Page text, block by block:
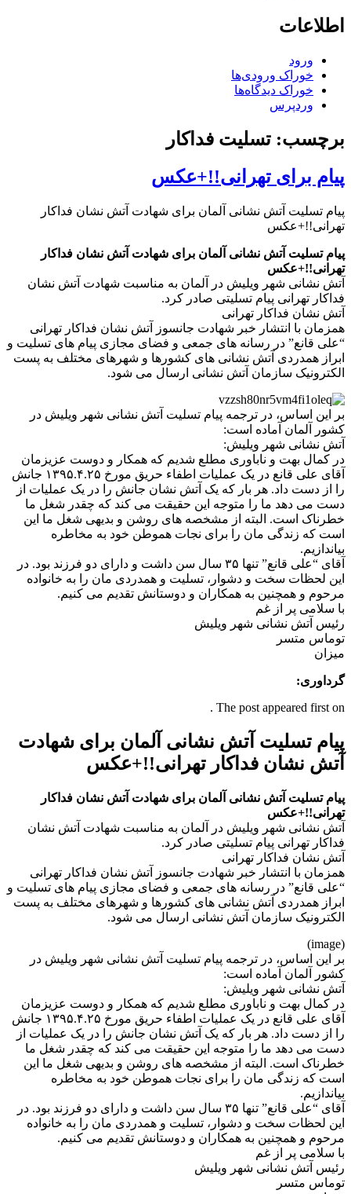
اطلاعات
ورود
خوراک ورودی‌ها
خوراک دیدگاه‌ها
وردپرس
برچسب: تسلیت فداکار
پیام برای تهرانی!!+عکس
پیام تسلیت آتش نشانی آلمان برای شهادت آتش نشان فداکار
تهرانی!!+عکس
پیام تسلیت آتش نشانی آلمان برای شهادت آتش نشان فداکار
تهرانی!!+عکس
آتش نشانی شهر ویلیش در آلمان به مناسبت شهادت آتش نشان
فداکار تهرانی پیام تسلیتی صادر کرد.
آتش نشان فداکار تهرانی
همزمان با انتشار خبر شهادت جانسوز آتش نشان فداکار تهرانی
“علی قانع” در رسانه های جمعی و فضای مجازی پیام های تسلیت و
ابراز همدردی آتش نشانی های کشورها و شهرهای مختلف به پست
الکترونیک سازمان آتش نشانی ارسال می شود.
بر این اساس، در ترجمه پیام تسلیت آتش نشانی شهر ویلیش در
کشور آلمان آماده است:
آتش نشانی شهر ویلیش:
در کمال بهت و ناباوری مطلع شدیم که همکار و دوست عزیزمان
آقای علی قانع در یک عملیات اطفاء حریق مورخ ۱۳۹۵.۴.۲۵ جانش
را از دست داد. هر بار که یک آتش نشان جانش را در یک عملیات از
دست می دهد ما را متوجه این حقیقت می کند که چقدر شغل ما
خطرناک است. البته از مشخصه های روشن و بدیهی شغل ما این
است که زندگی مان را برای نجات هموطن خود به مخاطره
بیاندازیم.
آقای “علی قانع” تنها ۳۵ سال سن داشت و دارای دو فرزند بود. در
این لحظات سخت و دشوار، تسلیت و همدردی مان را به خانواده
مرحوم و همچنین به همکاران و دوستانش تقدیم می کنیم.
با سلامی پر از غم
رئیس آتش نشانی شهر ویلیش
توماس متسر
میزان
گرداوری:
The post appeared first on .
پیام تسلیت آتش نشانی آلمان برای شهادت
آتش نشان فداکار تهرانی!!+عکس
پیام تسلیت آتش نشانی آلمان برای شهادت آتش نشان فداکار
تهرانی!!+عکس
آتش نشانی شهر ویلیش در آلمان به مناسبت شهادت آتش نشان
فداکار تهرانی پیام تسلیتی صادر کرد.
آتش نشان فداکار تهرانی
همزمان با انتشار خبر شهادت جانسوز آتش نشان فداکار تهرانی
“علی قانع” در رسانه های جمعی و فضای مجازی پیام های تسلیت و
ابراز همدردی آتش نشانی های کشورها و شهرهای مختلف به پست
الکترونیک سازمان آتش نشانی ارسال می شود.
(image)
بر این اساس، در ترجمه پیام تسلیت آتش نشانی شهر ویلیش در
کشور آلمان آماده است:
آتش نشانی شهر ویلیش:
در کمال بهت و ناباوری مطلع شدیم که همکار و دوست عزیزمان
آقای علی قانع در یک عملیات اطفاء حریق مورخ ۱۳۹۵.۴.۲۵ جانش
را از دست داد. هر بار که یک آتش نشان جانش را در یک عملیات از
دست می دهد ما را متوجه این حقیقت می کند که چقدر شغل ما
خطرناک است. البته از مشخصه های روشن و بدیهی شغل ما این
است که زندگی مان را برای نجات هموطن خود به مخاطره
بیاندازیم.
آقای “علی قانع” تنها ۳۵ سال سن داشت و دارای دو فرزند بود. در
این لحظات سخت و دشوار، تسلیت و همدردی مان را به خانواده
مرحوم و همچنین به همکاران و دوستانش تقدیم می کنیم.
با سلامی پر از غم
رئیس آتش نشانی شهر ویلیش
توماس متسر